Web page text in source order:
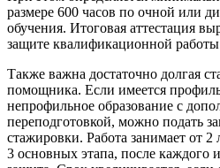
размере 600 часов по очной или
обучения. Итоговая аттестация
защите квалификационной
Также важна достаточно долгая
помощника. Если имеется
непрофильное образование с
переподготовкой, можно подать
стажировки. Работа занимает от 2
3 основных этапа, после каждого